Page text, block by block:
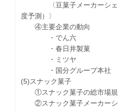
〈豆菓子メーカーシェア
度予測）〉
④主要企業の動向
・でん六
・春日井製菓
・ミツヤ
・国分グループ本社
(5)スナック菓子
①スナック菓子の総市場規
②スナック菓子メーカーシ